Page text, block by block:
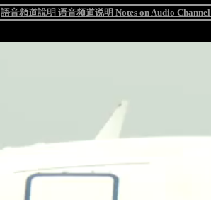
語音頻道說明 语音频道说明 Notes on Audio Channel